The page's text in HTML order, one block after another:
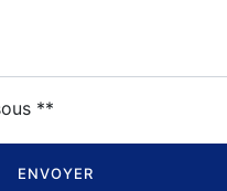
**
ENVOYER